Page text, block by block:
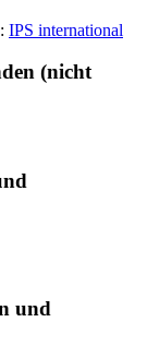
IPS international
(nicht
und